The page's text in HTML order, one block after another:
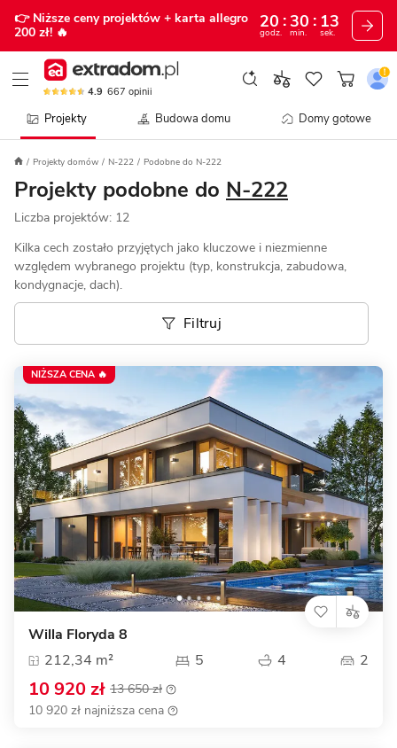
👉 Niższe ceny projektów + karta allegro
200 zł! 🔥
20
godz.
30
min.
11
sek.
4.9 667 opinii
Projekty Budowa domu Domy gotowe
Projekty domów N-222 Podobne do N-222
Projekty podobne do N-222
Liczba projektów: 12
Kilka cech zostało przyjętych jako kluczowe i niezmienne
względem wybranego projektu (typ, konstrukcja, zabudowa,
kondygnacje, dach).
Filtruj
Willa Floryda 8
212,34 m²
5 4 2
10 920 zł 13 650 zł
10 920 zł najniższa cena
NIŻSZA CENA 🔥